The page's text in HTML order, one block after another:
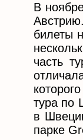
В
билеты
часть
тура по
в
парке